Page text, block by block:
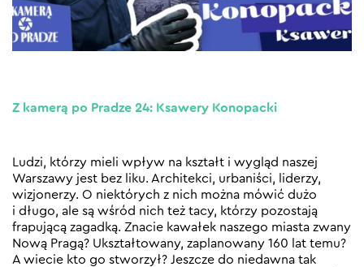
Z kamerą po Pradze 24: Ksawery Konopacki
Ludzi, którzy mieli wpływ na kształt i wygląd naszej
Warszawy jest bez liku. Architekci, urbaniści, liderzy,
wizjonerzy. O niektórych z nich można mówić dużo
i długo, ale są wśród nich też tacy, którzy pozostają
frapującą zagadką. Znacie kawałek naszego miasta zwany
Nową Pragą? Ukształtowany, zaplanowany 160 lat temu?
A wiecie kto go stworzył? Jeszcze do niedawna tak